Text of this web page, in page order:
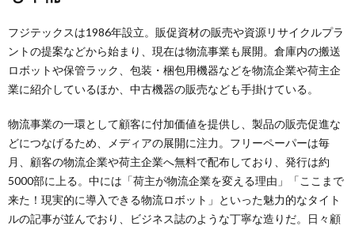
フジテックスは1986年設立。販促資材の販売や資源リサイクルプラ
ントの提案などから始まり、現在は物流事業も展開。倉庫内の搬送
ロボットや保管ラック、包装・梱包用機器などを物流企業や荷主企
業に紹介しているほか、中古機器の販売なども手掛けている。
物流事業の一環として顧客に付加価値を提供し、製品の販売促進な
どにつなげるため、メディアの展開に注力。フリーペーパーは毎
月、顧客の物流企業や荷主企業へ無料で配布しており、発行は約
5000部に上る。中には「荷主が物流企業を変える理由」「ここまで
来た！現実的に導入できる物流ロボット」といった魅力的なタイト
ルの記事が並んでおり、ビジネス誌のような丁寧な造りだ。日々顧